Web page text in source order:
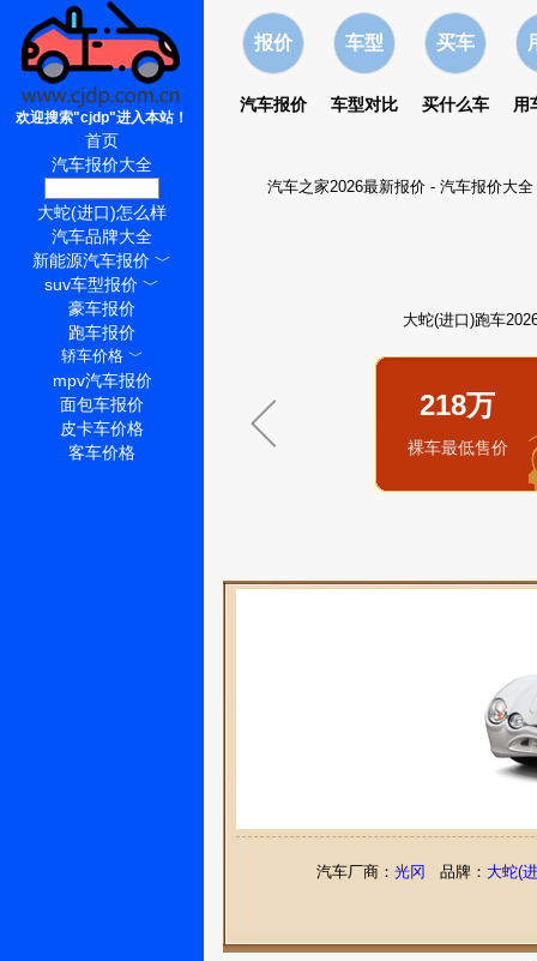
报价
汽车报价
车型
车型对比
买车
买什么车 用
汽车之家2026最新报价- 汽车报价大全
大蛇(进口)跑车
218万
裸车最低售价
汽车厂商： 光冈 品牌： 大蛇(
欢迎搜索"cjdp"进入本站！
首页
汽车报价大全
大蛇(进口)怎么样
汽车品牌大全
新能源汽车报价 ﹀
suv车型报价 ﹀
豪车报价
跑车报价
轿车价格﹀
mpv汽车报价
面包车报价
皮卡车价格
客车价格